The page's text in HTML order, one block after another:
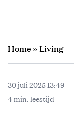
Home»Living
30 juli 2025 13:49
4 min. leestijd